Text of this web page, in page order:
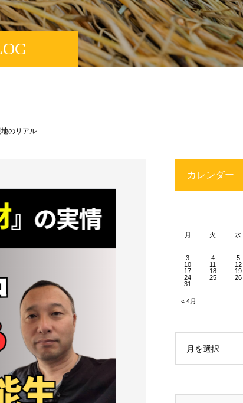
のリアル
カレンダー
月 火 水
« 4月
3
4 5
10
11 12
17
18 19
24
25 26
31
月を選択